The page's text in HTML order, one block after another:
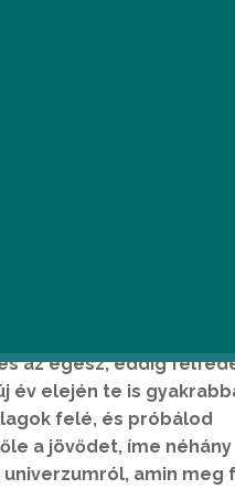
az egész, eddig
év elején te is
felé, és próbálod
a jövődet, íme néhány
amin meg